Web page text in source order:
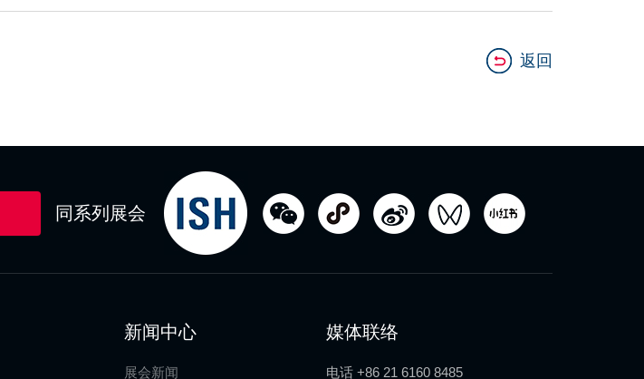
返回
同系列展会
新闻中心
展会新闻
媒体联络
电话 +86 21 6160 8485